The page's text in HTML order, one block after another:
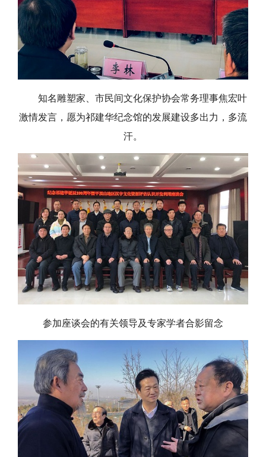
知名雕塑家、市民间文化保护协会常务理事焦宏叶
激情发言，愿为祁建华纪念馆的发展建设多出力，多流
汗。
参加座谈会的有关领导及专家学者合影留念